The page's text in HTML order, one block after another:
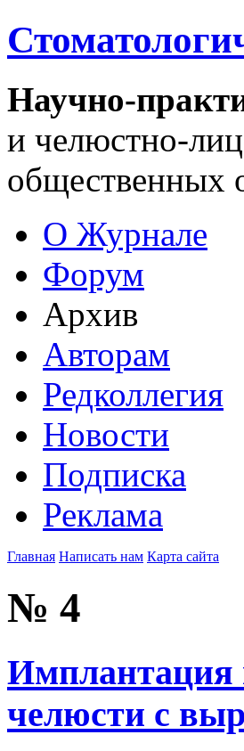
Научно-
и челюстно-
общественных
О Журнале
Форум
Архив
Авторам
Редколлегия
Новости
Подписка
Реклама
Главная Написать нам Карта сайта
№ 4
Имплантация
челюсти с